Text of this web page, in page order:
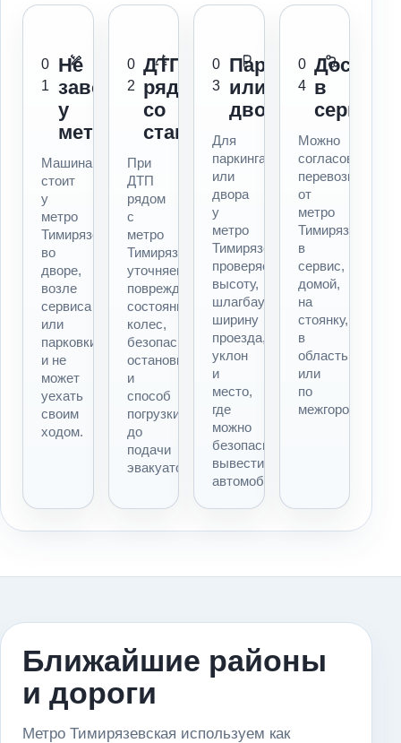
0
1
Не
заводится
у
метро
Машина
стоит
у
метро
Тимирязевская,
во
дворе,
возле
сервиса
или
парковки
и не
может
уехать
своим
ходом.
0
2
ДТП
рядом
со
станцией
При
ДТП
рядом
с
метро
Тимирязевская
уточняем
повреждения,
состояние
колес,
безопасность
остановки
и
способ
погрузки
до
подачи
эвакуатора.
0
3
Паркинг
или
двор
Для
паркинга
или
двора
у
метро
Тимирязевская
проверяем
высоту,
шлагбаум,
ширину
проезда,
уклон
и
место,
где
можно
безопасно
вывести
автомобиль.
0
4
в
сервис
Можно
согласовать
перевозку
от
метро
Тимирязевская
в
сервис,
домой,
на
стоянку,
в
область
или
по
межгороду.
Ближайшие районы
и дороги
Метро Тимирязевская используем как